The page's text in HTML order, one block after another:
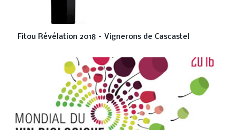
Fitou Révélation 2018 – Vignerons de Cascastel